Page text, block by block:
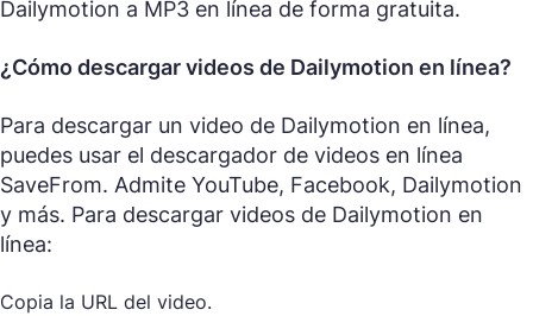
Dailymotion a MP3 en línea de forma gratuita.
¿Cómo descargar videos de Dailymotion en línea?
Para descargar un video de Dailymotion en línea,
puedes usar el descargador de videos en línea
SaveFrom. Admite YouTube, Facebook, Dailymotion
y más. Para descargar videos de Dailymotion en
línea:
Copia la URL del video.